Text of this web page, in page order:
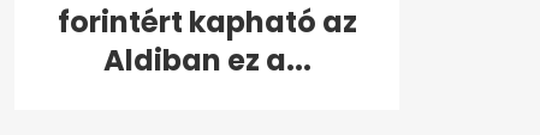
forintért kapható az
Aldiban ez a...